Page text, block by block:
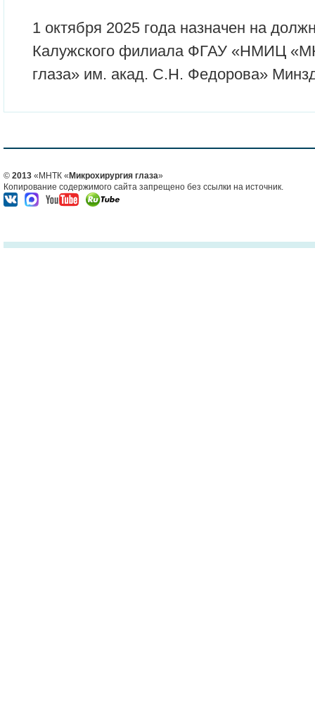
1 октября 2025 года назначен на
Калужского филиала ФГАУ «НМИЦ
глаза» им. акад. С.Н. Федорова»
© 2013 «МНТК « Микрохирургия глаза»
Копирование содержимого сайта запрещено без ссылки на источник.